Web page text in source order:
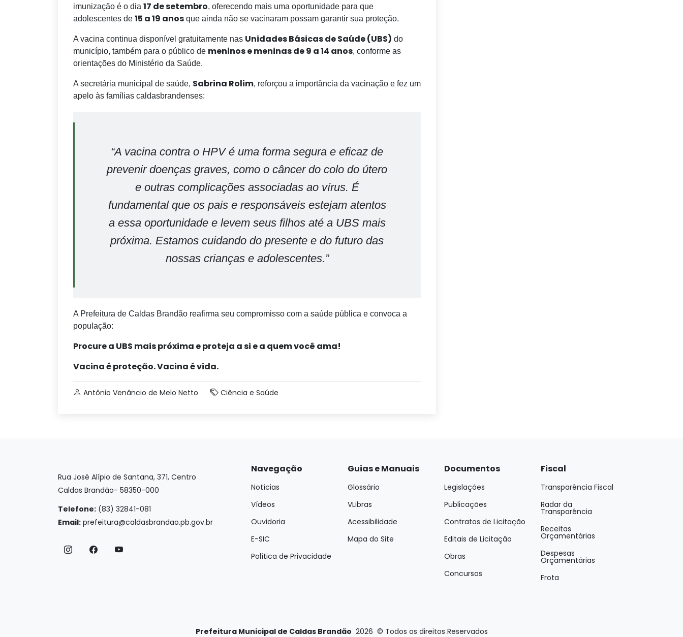
imunização é o dia 17 de setembro, oferecendo mais uma oportunidade para que
adolescentes de 15 a 19 anos que ainda não se vacinaram possam garantir sua proteção.
A vacina continua disponível gratuitamente nas Unidades Básicas de Saúde (UBS) do
município, também para o público de meninos e meninas de 9 a 14 anos, conforme as
orientações do Ministério da Saúde.
A secretária municipal de saúde, Sabrina Rolim, reforçou a importância da vacinação e fez um
apelo às famílias caldasbrandenses:
“A vacina contra o HPV é uma forma segura e eficaz de
prevenir doenças graves, como o câncer do colo do útero
e outras complicações associadas ao vírus. É
fundamental que os pais e responsáveis estejam atentos
a essa oportunidade e levem seus filhos até a UBS mais
próxima. Estamos cuidando do presente e do futuro das
nossas crianças e adolescentes.”
A Prefeitura de Caldas Brandão reafirma seu compromisso com a saúde pública e convoca a
população:
Procure a UBS mais próxima e proteja a si e a quem você ama!
Vacina é proteção. Vacina é vida.
Antônio Venâncio de Melo Netto Ciência e Saúde
Rua José Alípio de Santana, 371, Centro
Caldas Brandão- 58350-000
Telefone: (83) 32841-081
Email: prefeitura@caldasbrandao.pb.gov.br
Navegação
Notícias
Vídeos
Ouvidoria
E-SIC
Política de Privacidade
Guias e Manuais
Glossário
VLibras
Acessibilidade
Mapa do Site
Documentos
Legislações
Publicações
Contratos de Licitação
Editais de Licitação
Obras
Concursos
Fiscal
Transparência Fiscal
Radar da
Transparência
Receitas
Orçamentárias
Despesas
Orçamentárias
Frota
Prefeitura Municipal de Caldas Brandão 2026 © Todos os direitos Reservados